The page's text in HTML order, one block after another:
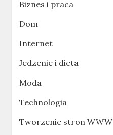
Biznes i praca
Dom
Internet
Jedzenie i dieta
Moda
Technologia
Tworzenie stron WWW